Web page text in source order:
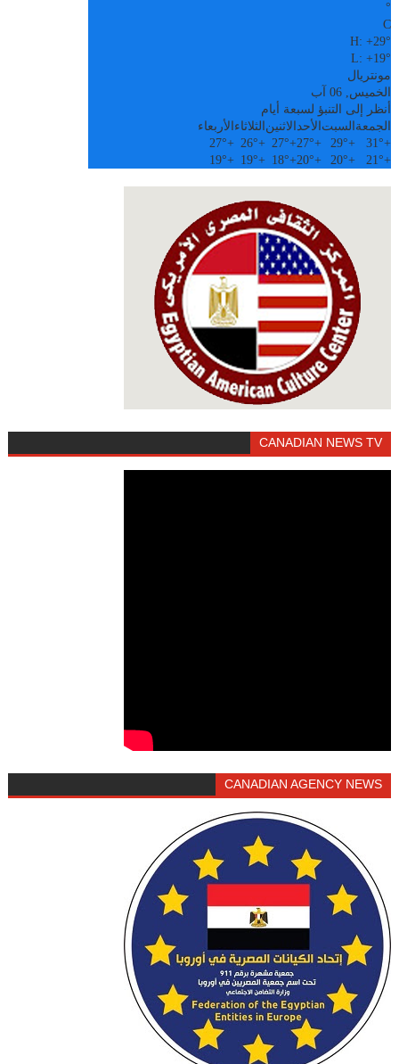
°
C
H:+29°
L:+19°
مونتريال
الخميس, 06 آب
أنظر إلى التنبؤ لسبعة أيام
الجمعة السبت الأحدالاثنين الثلاثاء الأربعاء
+
31°
+
29°
+
27°
+
27°
+
26°
+
27°
+
21°
+
20°
+
20°
+
18°
+
19°
+
19°
CANADIAN NEWS TV
CANADIAN AGENCY NEWS